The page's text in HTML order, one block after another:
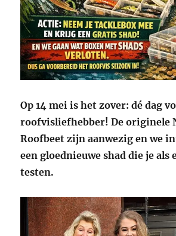
Op 14 mei is het zover: dé dag
roofvisliefhebber!De originele
Roofbeet zijn aanwezig en we
een gloednieuwe shad die je als
testen.